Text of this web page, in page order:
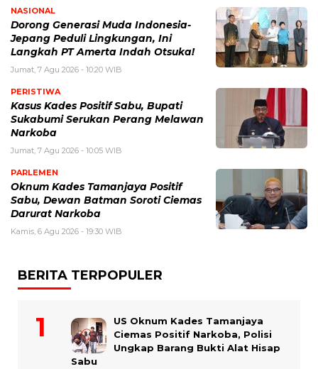
NASIONAL
Dorong Generasi Muda Indonesia-
Jepang Peduli Lingkungan, Ini
Langkah PT Amerta Indah Otsuka!
Jumat, 7 Agu 2026 - 10:20 WIB
PERISTIWA
Kasus Kades Positif Sabu, Bupati
Sukabumi Serukan Perang Melawan
Narkoba
Jumat, 7 Agu 2026 - 10:05 WIB
PARLEMEN
Oknum Kades Tamanjaya Positif
Sabu, Dewan Batman Soroti Ciemas
Darurat Narkoba
Kamis, 6 Agu 2026 - 19:30 WIB
BERITA TERPOPULER
US Oknum Kades Tamanjaya
Ciemas Positif Narkoba, Polisi
Ungkap Barang Bukti Alat Hisap
Sabu